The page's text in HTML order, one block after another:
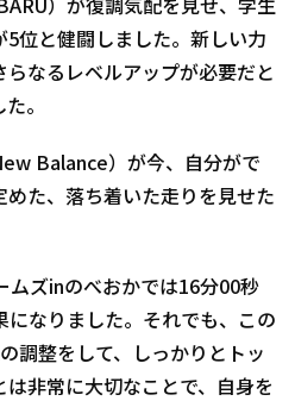
）が復調気配を見せ、学生
位と健闘しました。新しい力
なるレベルアップが必要だと
。
Balance）が今、自分がで
めた、落ち着いた走りを見せた
ムズinのべおかでは16分00秒
になりました。それでも、この
調整をして、しっかりとトッ
非常に大切なことで、自身を